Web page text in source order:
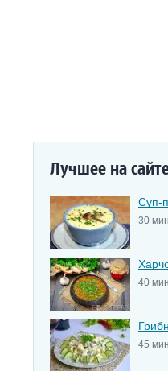
Лучшее на
Суп-
30
40
45